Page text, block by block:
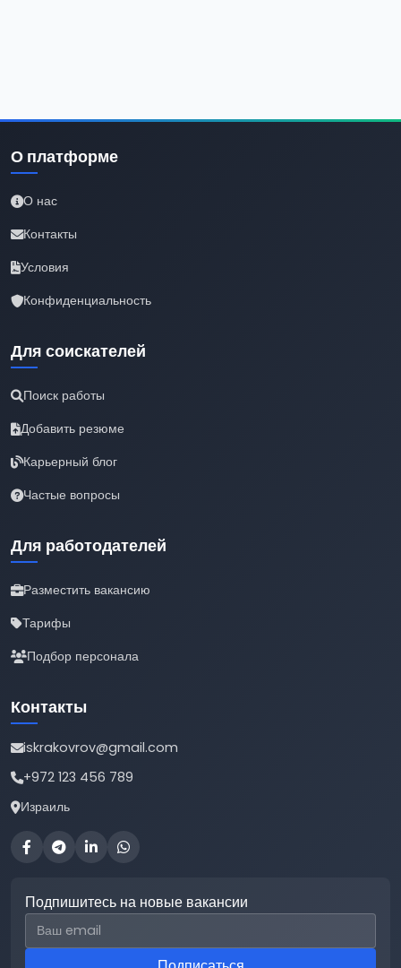
О платформе
О нас
Контакты
Условия
Конфиденциальность
Для соискателей
Поиск работы
Добавить резюме
Карьерный блог
Частые вопросы
Для работодателей
Разместить вакансию
Тарифы
Подбор персонала
Контакты
iskrakovrov@gmail.com
+972 123 456 789
Израиль
Подпишитесь на новые вакансии
Email для подписки